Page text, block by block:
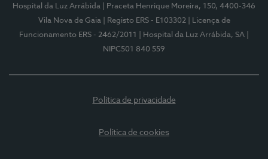
Hospital da Luz Arrábida
| Praceta Henrique Moreira, 150, 4400-346
Vila Nova de Gaia
| Registo ERS - E103302
| Licença de
Funcionamento ERS - 2462/2011
| Hospital da Luz Arrábida, SA
NIPC501 840 559
Política de privacidade
Política de cookies